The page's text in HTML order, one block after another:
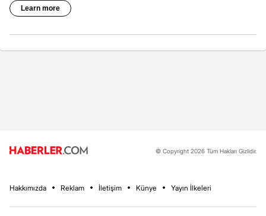
© Copyright 2026 Tüm Hakları Gizlidir.
Hakkımızda Reklam İletişim Künye Yayın İlkeleri